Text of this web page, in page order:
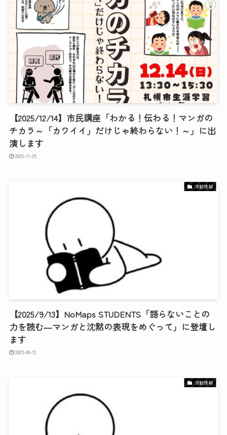
【2025/12/14】市民講座「わかる！伝わる！マンガの
チカラ～「カワイイ」だけじゃ終わらない！～」に出
演します
2025-11-25
活動情報
【2025/9/13】NoMaps STUDENTS「語らないことの
力を読む―マンガと沈黙の表現をめぐって」に登壇し
ます
2025-09-12
活動情報